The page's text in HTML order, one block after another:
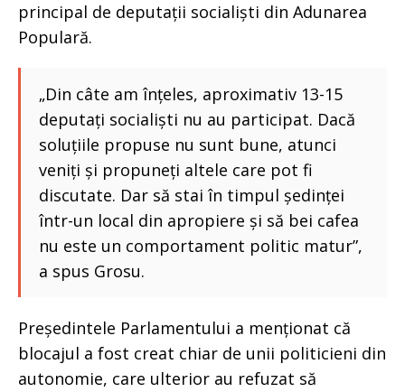
principal de deputații socialiști din Adunarea
Populară.
„Din câte am înțeles, aproximativ 13-15
deputați socialiști nu au participat. Dacă
soluțiile propuse nu sunt bune, atunci
veniți și propuneți altele care pot fi
discutate. Dar să stai în timpul ședinței
într-un local din apropiere și să bei cafea
nu este un comportament politic matur”,
a spus Grosu.
Președintele Parlamentului a menționat că
blocajul a fost creat chiar de unii politicieni din
autonomie, care ulterior au refuzat să